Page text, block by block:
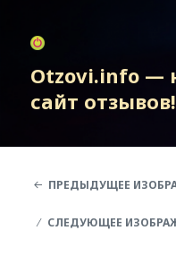
Otzovi.info —
сайт отзывов!
ПРЕДЫДУЩЕЕ
СЛЕДУЮЩЕЕ